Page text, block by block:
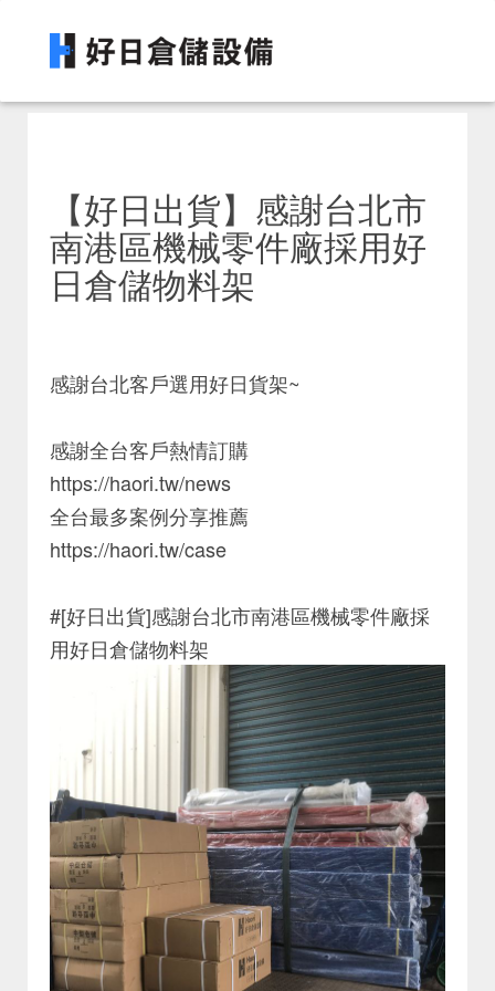
【好日出貨】感謝台北市
南港區機械零件廠採用好
日倉儲物料架
感謝台北客戶選用好日貨架~
感謝全台客戶熱情訂購
https://haori.tw/news
全台最多案例分享推薦
https://haori.tw/case
#[好日出貨]感謝台北市南港區機械零件廠採
用好日倉儲物料架